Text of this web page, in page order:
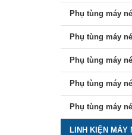
Phụ tùng máy
Phụ tùng máy
Phụ tùng máy
Phụ tùng máy
Phụ tùng máy
LINH KIỆN MÁY